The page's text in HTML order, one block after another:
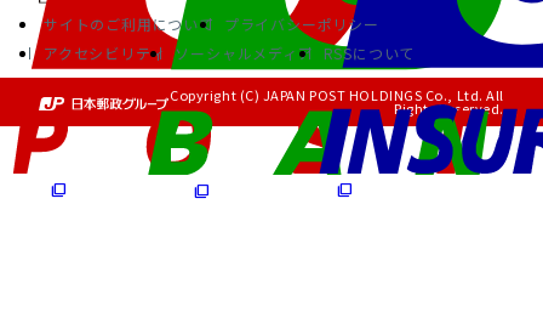
サイトのご利用について
プライバシーポリシー
アクセシビリティ
ソーシャルメディア RSSについて
Copyright (C) JAPAN POST HOLDINGS Co., Ltd. All
Rights Reserved.